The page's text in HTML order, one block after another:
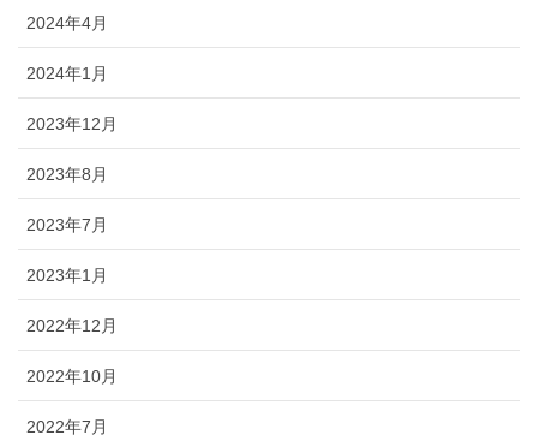
2024年4月
2024年1月
2023年12月
2023年8月
2023年7月
2023年1月
2022年12月
2022年10月
2022年7月